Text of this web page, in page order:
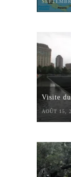
Visite
AOÛT 15,